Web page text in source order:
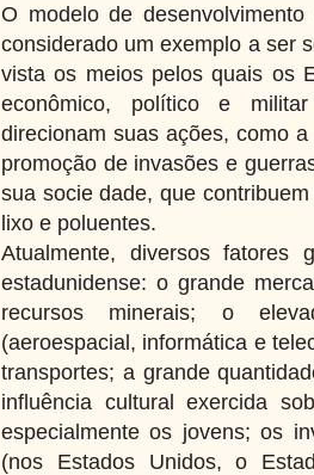
O modelo de
considerado um exemplo a ser
vista os meios pelos quais os
econômico, político e
direcionam suas ações, como
promoção de invasões e
sua socie dade, que
lixo e poluentes.
Atualmente, diversos fatores
estadunidense: o grande
recursos minerais; o
(aeroespacial, informática e
transportes; a grande
influência cultural exercida
especialmente os jovens; os
(nos Estados Unidos, o